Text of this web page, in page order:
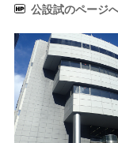
公設試のページ